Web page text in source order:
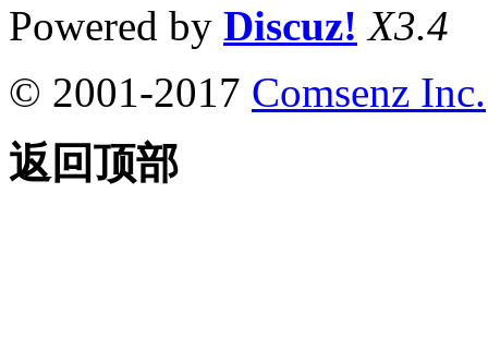
Powered by Discuz! X3.4
© 2001-2017 Comsenz Inc.
返回顶部